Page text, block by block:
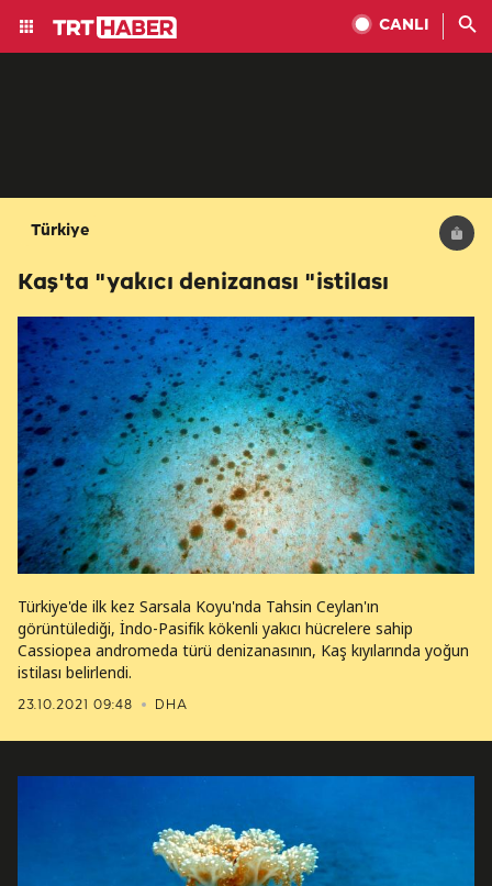
CANLI
Türkiye
Kaş'ta "yakıcı denizanası "istilası
23.10.2021 09:48 DHA
Türkiye'de ilk kez Sarsala Koyu'nda Tahsin Ceylan'ın
görüntülediği, İndo-Pasifik kökenli yakıcı hücrelere sahip
Cassiopea andromeda türü denizanasının, Kaş kıyılarında yoğun
istilası belirlendi.